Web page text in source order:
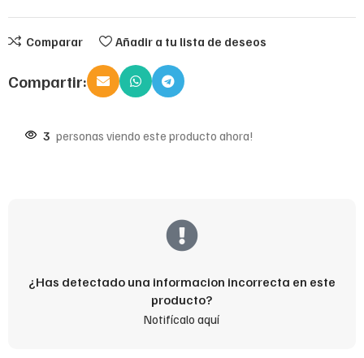
Comparar Añadir a tu lista de deseos
Compartir:
3 personas viendo este producto ahora!
¿Has detectado una informacion incorrecta en este
producto?
Notifícalo aquí